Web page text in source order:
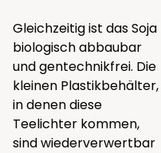
Gleichzeitig ist das Soja
biologisch abbaubar
und gentechnikfrei. Die
kleinen Plastikbehälter,
in denen diese
Teelichter kommen,
sind wiederverwertbar